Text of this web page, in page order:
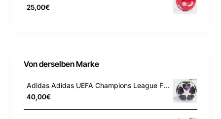
V-Ausschnitt
100 % recycelter Polyester (Interlock)
25,00€
Von derselben Marke
Adidas Adidas UEFA Champions League Final League Box Fussball JX9101
40,00€